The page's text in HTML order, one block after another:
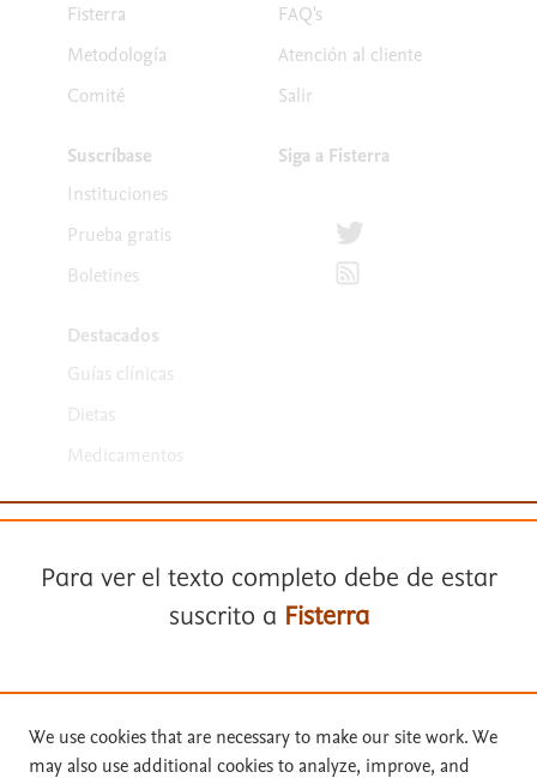
Fisterra
Metodología
Comité
Suscríbase
Instituciones
Prueba gratis
Boletines
Destacados
Guías clínicas
Dietas
Medicamentos
FAQ's
Atención al cliente
Salir
Siga a Fisterra
Síguenos en Twitter
Suscríbete para recibir
Política de privacidad
Copyright ©2026Elsevier España SLU, sus licenciantes y
Para ver el texto completo debe de estar
suscrito a Fisterra
We use cookies that are necessary to make our site work. We
may also use additional cookies to analyze, improve, and